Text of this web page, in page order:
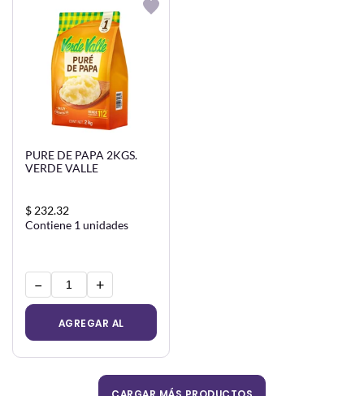
PURE DE PAPA 2KGS.
VERDE VALLE
$ 232.32
Contiene 1 unidades
− +
AGREGAR AL
CARRITO